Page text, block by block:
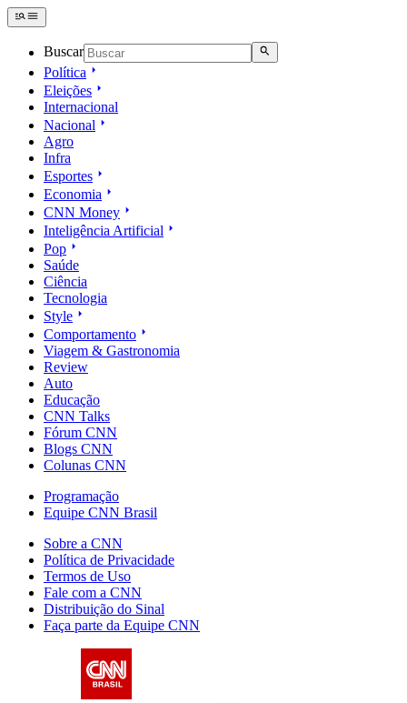
Buscar
Política
Eleições
Internacional
Nacional
Agro
Infra
Esportes
Economia
CNN Money
Inteligência Artificial
Pop
Saúde
Ciência
Tecnologia
Style
Comportamento
Viagem & Gastronomia
Review
Auto
Educação
CNN Talks
Fórum CNN
Blogs CNN
Colunas CNN
Programação
Equipe CNN Brasil
Sobre a CNN
Política de Privacidade
Termos de Uso
Fale com a CNN
Distribuição do Sinal
Faça parte da Equipe CNN